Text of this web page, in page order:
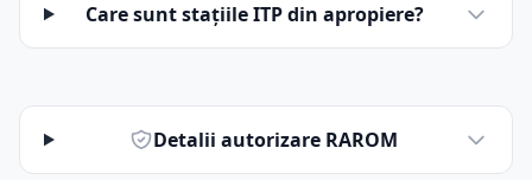
Care sunt stațiile ITP din apropiere?
Detalii autorizare RAROM